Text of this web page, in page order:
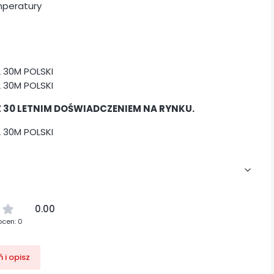
LETNIM DOŚWIADCZENIEM NA RYNKU.
0.00
0
i opisz